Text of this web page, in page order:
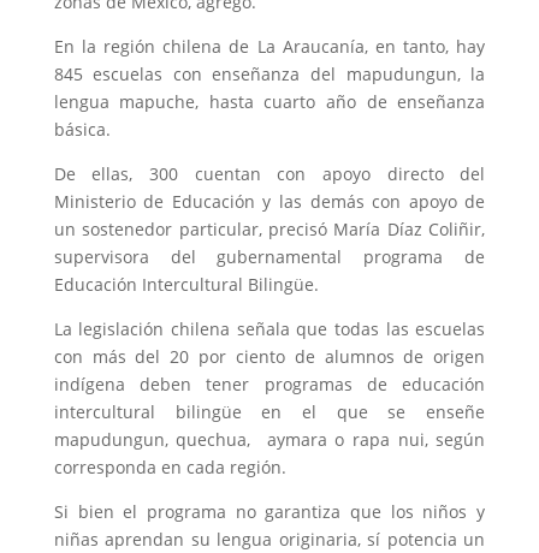
En la región chilena de La Araucanía, en tanto, hay
845 escuelas con enseñanza del mapudungun, la
lengua mapuche, hasta cuarto año de enseñanza
básica.
De ellas, 300 cuentan con apoyo directo del
Ministerio de Educación y las demás con apoyo de
un sostenedor particular, precisó María Díaz Coliñir,
supervisora del gubernamental programa de
Educación Intercultural Bilingüe.
La legislación chilena señala que todas las escuelas
con más del 20 por ciento de alumnos de origen
indígena deben tener programas de educación
intercultural bilingüe en el que se enseñe
mapudungun, quechua, aymara o rapa nui, según
corresponda en cada región.
Si bien el programa no garantiza que los niños y
niñas aprendan su lengua originaria, sí potencia un